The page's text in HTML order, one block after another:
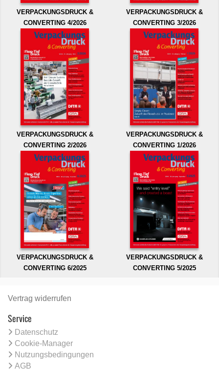
VERPACKUNGSDRUCK &
CONVERTING 4/2026
VERPACKUNGSDRUCK &
CONVERTING 3/2026
VERPACKUNGSDRUCK &
CONVERTING 2/2026
VERPACKUNGSDRUCK &
CONVERTING 1/2026
VERPACKUNGSDRUCK &
CONVERTING 6/2025
VERPACKUNGSDRUCK &
CONVERTING 5/2025
Vertrag widerrufen
Service
Datenschutz
Cookie-Manager
Nutzungsbedingungen
AGB